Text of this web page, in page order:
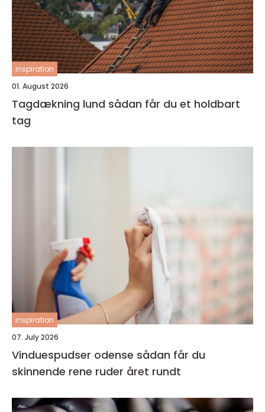
inspiration
01. August 2026
Tagdækning lund sådan får du et holdbart
tag
inspiration
07. July 2026
Vinduespudser odense sådan får du
skinnende rene ruder året rundt